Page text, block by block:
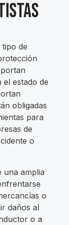
de
estado de
obligadas
para
de
o
una amplia
o
daños al
o a